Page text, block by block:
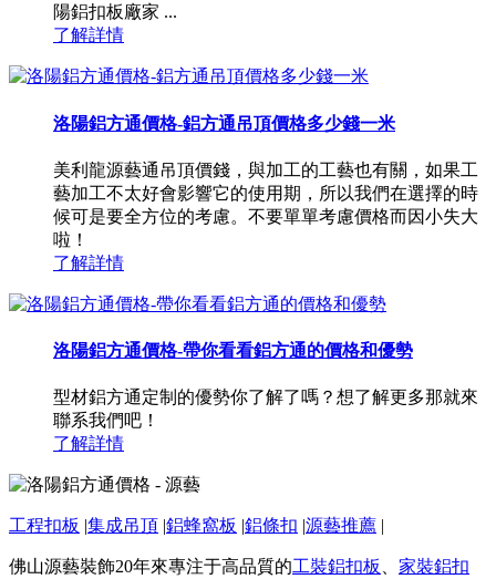
陽鋁扣板廠家 ...
了解詳情
洛陽鋁方通價格-鋁方通吊頂價格多少錢一米
美利龍源藝通吊頂價錢，與加工的工藝也有關，如果工
藝加工不太好會影響它的使用期，所以我們在選擇的時
候可是要全方位的考慮。不要單單考慮價格而因小失大
啦！
了解詳情
洛陽鋁方通價格-帶你看看鋁方通的價格和優勢
型材鋁方通定制的優勢你了解了嗎？想了解更多那就來
聯系我們吧！
了解詳情
工程扣板 |集成吊頂 |鋁蜂窩板 |鋁條扣 |源藝推薦 |
佛山源藝裝飾20年來專注于高品質的工裝鋁扣板
家裝鋁扣